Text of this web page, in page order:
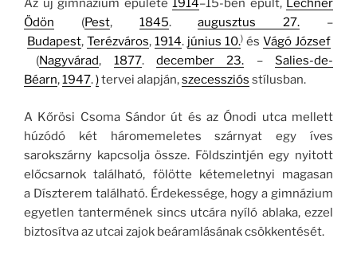
Az új gimnázium épülete 1914–15-ben épült, Lechner
Ödön (Pest, 1845.augusztus 27. –
Budapest, Terézváros, 1914. június 10.) és Vágó József
(Nagyvárad, 1877.december 23. –Salies-de-
Béarn,1947.)tervei alapján,szecessziós stílusban.
A Kőrösi Csoma Sándor út és az Ónodi utca mellett
húzódó két háromemeletes szárnyat egy íves
sarokszárny kapcsolja össze. Földszintjén egy nyitott
előcsarnok található, fölötte kétemeletnyi magasan
a Díszterem található. Érdekessége, hogy a gimnázium
egyetlen tantermének sincs utcára nyíló ablaka, ezzel
biztosítva az utcai zajok beáramlásának csökkentését.